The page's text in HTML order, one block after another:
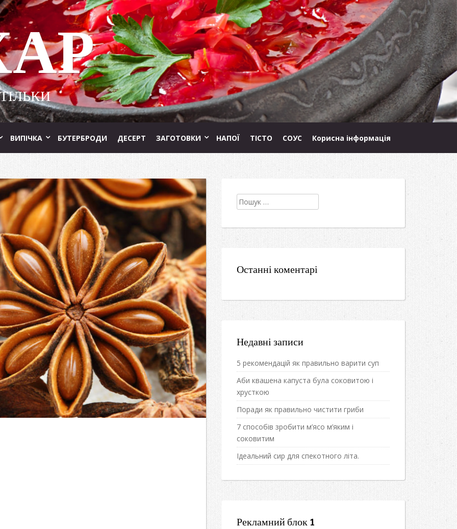
ВИПІЧКА БУТЕРБРОДИ ДЕСЕРТ ЗАГОТОВКИ НАПОЇ ТІСТО СОУС Корисна інформація
Пошук:
Останні коментарі
Недавні записи
5 рекомендацій як правильно варити суп
Аби квашена капуста була соковитою і
хрусткою
Поради як правильно чистити гриби
7 способів зробити м’ясо м’яким і
соковитим
Ідеальний сир для спекотного літа.
Рекламний блок 1